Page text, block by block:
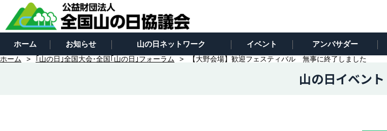
ホーム お知らせ 山の日ネットワーク イベント アンバサダー
ホーム ｢山の日｣全国大会･全国｢山の日｣フォーラム 【大野会場】歓迎フェスティバル 無事に終了しました
山の日イベント